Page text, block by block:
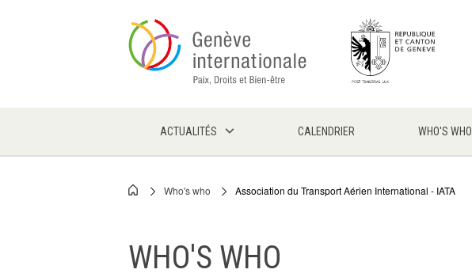
ACTUALITÉS CALENDRIER WHO'S WHO
Breadcrumb
Who's who Association du Transport Aérien International - IATA
WHO'S WHO